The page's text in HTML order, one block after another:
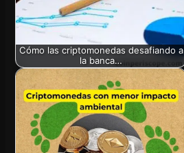
Cómo las criptomonedas desafiando a
la banca…